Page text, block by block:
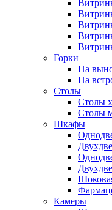
Горки
На
На
Столы
Столы
Столы
Шкафы
Камеры